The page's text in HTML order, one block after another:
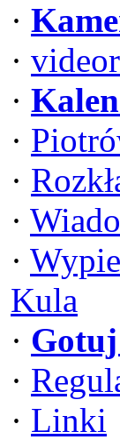
·
·
·
·
·
·
·
Kula
·
·
· Linki